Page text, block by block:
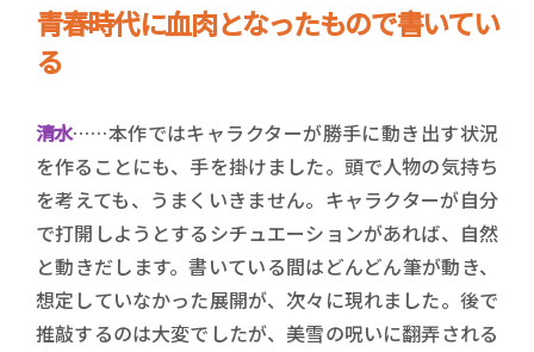
青春時代に血肉となったもので書いてい
る
清水……本作ではキャラクターが勝手に動き出す状況
を作ることにも、手を掛けました。頭で人物の気持ち
を考えても、うまくいきません。キャラクターが自分
で打開しようとするシチュエーションがあれば、自然
と動きだします。書いている間はどんどん筆が動き、
想定していなかった展開が、次々に現れました。後で
推敲するのは大変でしたが、美雪の呪いに翻弄される